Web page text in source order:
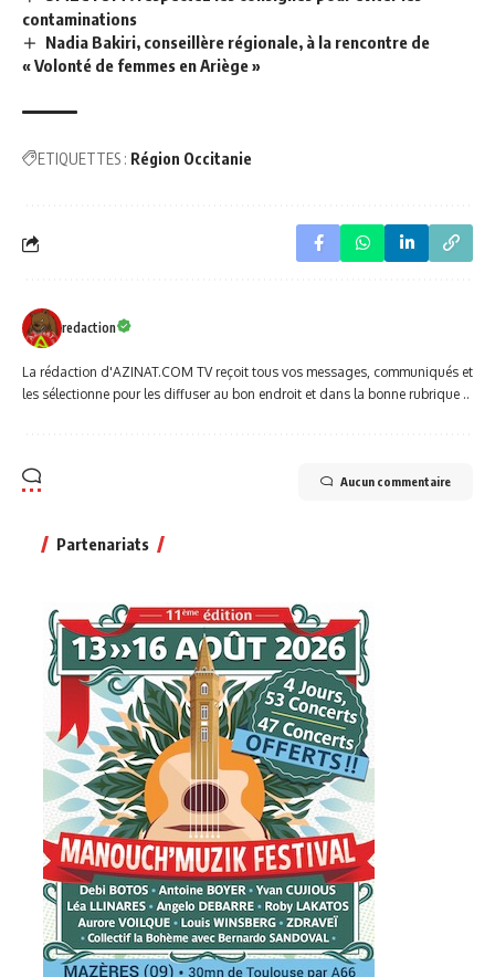
contaminations
Nadia Bakiri, conseillère régionale, à la rencontre de
« Volonté de femmes en Ariège »
ETIQUETTES : Région Occitanie
redaction
La rédaction d'AZINAT.COM TV reçoit tous vos messages, communiqués et
les sélectionne pour les diffuser au bon endroit et dans la bonne rubrique ..
Aucun commentaire
Partenariats